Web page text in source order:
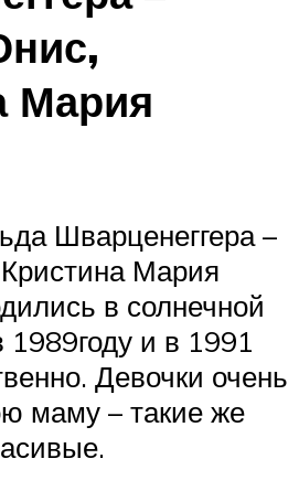
Мария
Шварценеггера –
Мария
в солнечной
и в 1991
Девочки очень
маму – такие же